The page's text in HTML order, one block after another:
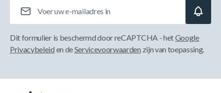
Dit formulier is beschermd door reCAPTCHA - hetGoogle
Privacybeleid en deServicevoorwaarden zijn van toepassing.